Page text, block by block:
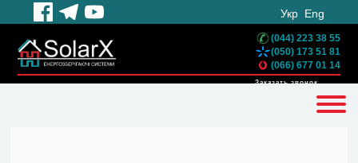
Укр Eng
(044) 223 38 55
(050) 173 51 81
(066) 677 01 14
Заказать звонок